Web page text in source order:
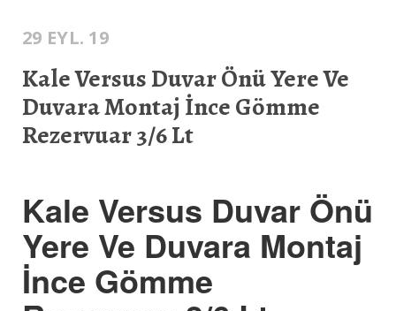
29 EYL. 19
Kale Versus Duvar Önü Yere Ve
Duvara Montaj İnce Gömme
Rezervuar 3/6 Lt
Kale Versus Duvar Önü
Yere Ve Duvara Montaj
İnce Gömme